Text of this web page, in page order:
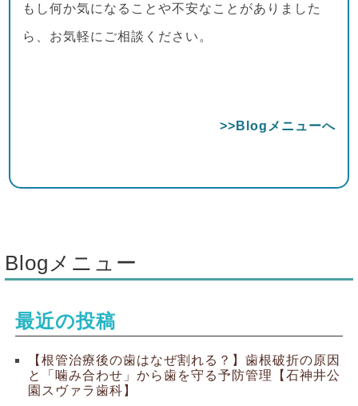
もし何か気になることや不安なことがありました
ら、お気軽にご相談ください。
>>Blogメニューへ
Blogメニュー
最近の投稿
【根管治療後の歯はなぜ割れる？】歯根破折の原因
と「噛み合わせ」から歯を守る予防管理【石神井公
園スヴァラ歯科】